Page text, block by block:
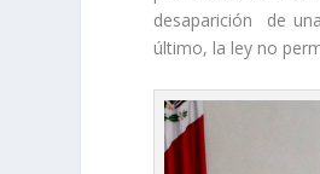
desaparición de
último, la ley no